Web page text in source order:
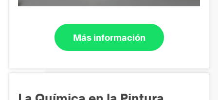
Más información